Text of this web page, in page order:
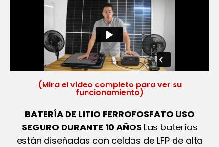
(Mira el video completo para ver su
funcionamiento)
BATERÍA DE LITIO FERROFOSFATO USO
SEGURO DURANTE 10 AÑOS Las baterías
están diseñadas con celdas de LFP de alta